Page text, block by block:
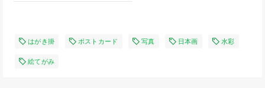
はがき掛 ポストカード 写真 日本画 水彩
絵てがみ